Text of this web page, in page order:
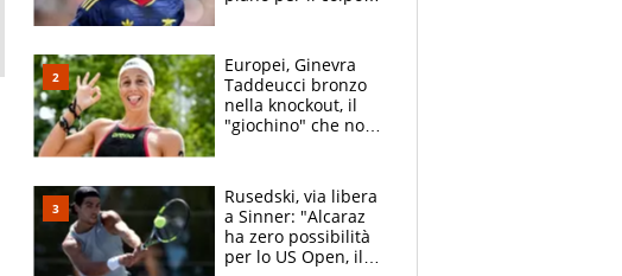
Lucca
Europei, Ginevra
Taddeucci bronzo
nella knockout, il
"giochino" che non
Rusedski, via libera
a Sinner: "Alcaraz
ha zero possibilità
per lo US Open, il